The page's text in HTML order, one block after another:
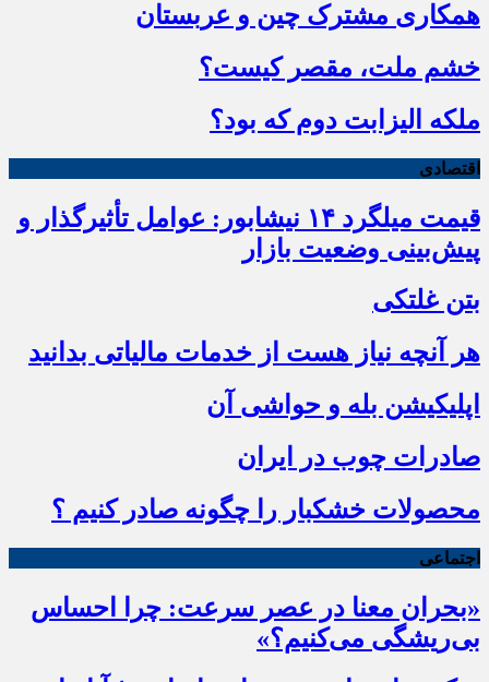
همکاری مشترک چین و عربستان
خشم ملت، مقصر کیست؟
ملکه الیزابت دوم که بود؟
اقتصادی
قیمت میلگرد ۱۴ نیشابور: عوامل تأثیرگذار و
پیش‌بینی وضعیت بازار
بتن غلتکی
هر آنچه نیاز هست از خدمات مالیاتی بدانید
اپلیکیشن بله و حواشی آن
صادرات چوب در ایران
محصولات خشکبار را چگونه صادر کنیم ؟
اجتماعی
«بحران معنا در عصر سرعت: چرا احساس
بی‌ریشگی می‌کنیم؟»